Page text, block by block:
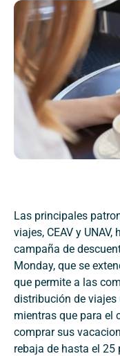
Las principales
viajes, CEAV y
campaña de
Monday, que se
que permite a las
distribución de
mientras que para el
comprar sus
rebaja de hasta el 25